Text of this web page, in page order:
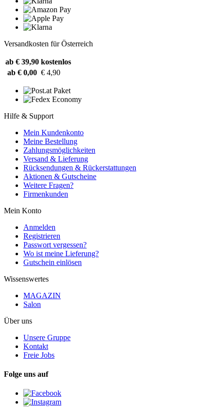
Versandkosten für Österreich
ab € 39,90 kostenlos
ab € 0,00 € 4,90
Hilfe & Support
Mein Kundenkonto
Meine Bestellung
Zahlungsmöglichkeiten
Versand & Lieferung
Rücksendungen & Rückerstattungen
Aktionen & Gutscheine
Weitere Fragen?
Firmenkunden
Mein Konto
Anmelden
Registrieren
Passwort vergessen?
Wo ist meine Lieferung?
Gutschein einlösen
Wissenswertes
MAGAZIN
Salon
Über uns
Unsere Gruppe
Kontakt
Freie Jobs
Folge uns auf